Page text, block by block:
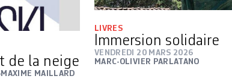
de la neige
MAXIME MAILLARD
LIVRES
Immersion solidaire
VENDREDI 20 MARS 2026
MARC-OLIVIER PARLATANO